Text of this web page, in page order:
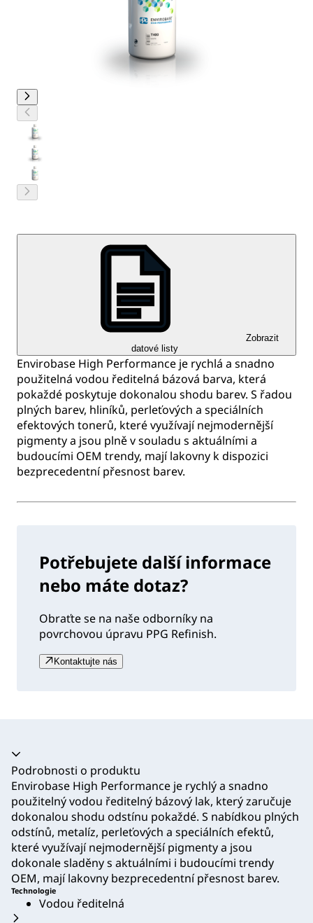
Zobrazit
datové listy
Envirobase High Performance je rychlá a snadno
použitelná vodou ředitelná bázová barva, která
pokaždé poskytuje dokonalou shodu barev. S řadou
plných barev, hliníků, perleťových a speciálních
efektových tonerů, které využívají nejmodernější
pigmenty a jsou plně v souladu s aktuálními a
budoucími OEM trendy, mají lakovny k dispozici
bezprecedentní přesnost barev.
Potřebujete další informace
nebo máte dotaz?
Obraťte se na naše odborníky na
povrchovou úpravu PPG Refinish.
Kontaktujte nás
Akordeon se zhroutil
Podrobnosti o produktu
Envirobase High Performance je rychlý a snadno
použitelný vodou ředitelný bázový lak, který zaručuje
dokonalou shodu odstínu pokaždé. S nabídkou plných
odstínů, metalíz, perleťových a speciálních efektů,
které využívají nejmodernější pigmenty a jsou
dokonale sladěny s aktuálními i budoucími trendy
OEM, mají lakovny bezprecedentní přesnost barev.
Technologie
Vodou ředitelná